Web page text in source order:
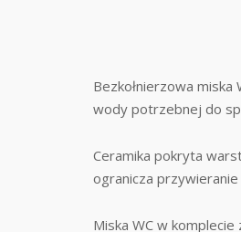
Bezkołnierzowa
wody potrzebnej do
Ceramika pokryta
ogranicza
Miska WC w